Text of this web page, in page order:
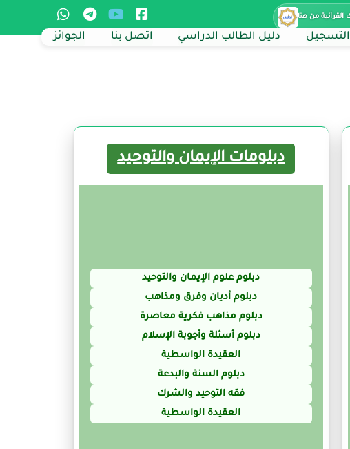
من هنا
دليل الطالب الدراسي اتصل بنا الجوائز
دبلومات الإيمان والتوحيد
دبلوم علوم الإيمان والتوحيد
دبلوم أديان وفرق ومذاهب
دبلوم مذاهب فكرية معاصرة
دبلوم أسئلة وأجوبة الإسلام
العقيدة الواسطية
دبلوم السنة والبدعة
فقه التوحيد والشرك
العقيدة الواسطية